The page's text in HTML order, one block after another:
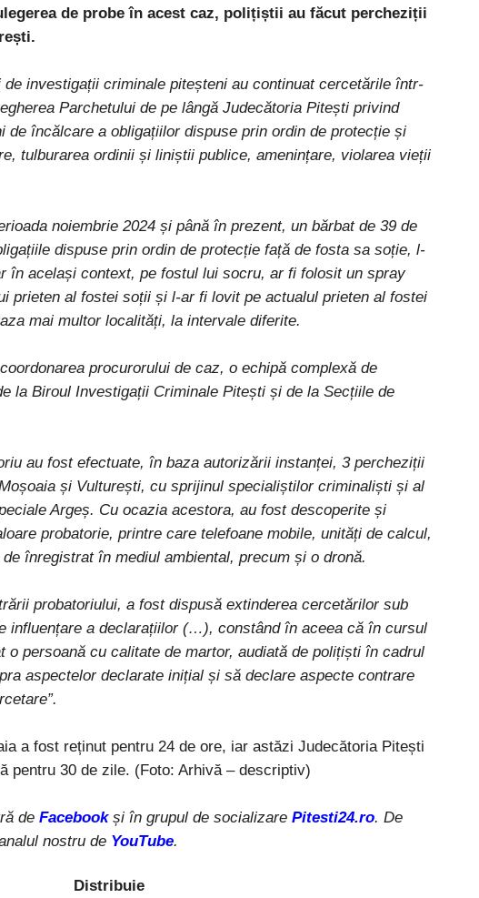
de probe în acest caz, polițiștii au făcut percheziții
de investigații criminale piteșteni au continuat cercetările într-
Parchetului de pe lângă Judecătoria Pitești privind
de încălcare a obligațiilor dispuse prin ordin de protecție și
tulburarea ordinii și liniștii publice, amenințare, violarea vieții
noiembrie 2024 și până în prezent, un bărbat de 39 de
dispuse prin ordin de protecție față de fosta sa soție, l-
în același context, pe fostul lui socru, ar fi folosit un spray
prieten al fostei soții și l-ar fi lovit pe actualul prieten al fostei
mai multor localități, la intervale diferite.
procurorului de caz, o echipă complexă de
la Biroul Investigații Criminale Pitești și de la Secțiile de
au fost efectuate, în baza autorizării instanței, 3 percheziții
și Vulturești, cu sprijinul specialiștilor criminaliști și al
Argeș. Cu ocazia acestora, au fost descoperite și
probatorie, printre care telefoane mobile, unități de calcul,
înregistrat în mediul ambiental, precum și o dronă.
probatoriului, a fost dispusă extinderea cercetărilor sub
influențare a declarațiilor (…), constând în aceea că în cursul
o persoană cu calitate de martor, audiată de polițiști în cadrul
aspectelor declarate inițial și să declare aspecte contrare
a fost reținut pentru 24 de ore, iar astăzi Judecătoria Pitești
pentru 30 de zile. (Foto: Arhivă – descriptiv)
de Facebook și în grupul de socializare Pitesti24.ro. De
nostru de YouTube.
Distribuie